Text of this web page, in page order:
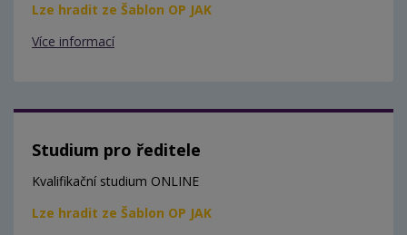
Lze hradit ze Šablon OP JAK
Více informací
Studium pro ředitele
Kvalifikační studium ONLINE
Lze hradit ze Šablon OP JAK